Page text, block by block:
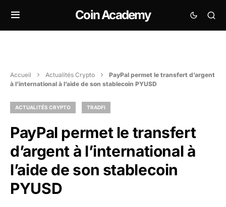
Coin Academy
Accueil Actualités Crypto
PayPal permet le transfert d’argent
à l’international à l’aide de son stablecoin PYUSD
ACTUALITÉS CRYPTO TRADFI
PayPal permet le transfert
d’argent à l’international à
l’aide de son stablecoin
PYUSD